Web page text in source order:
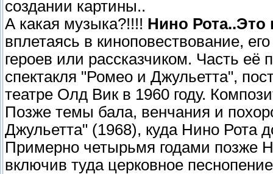
создании картины..
А какая музыка?!!!! Нино
вплетаясь в киноповествование,
героев или рассказчиком. Часть
спектакля "Ромео и Джульетта",
театре Олд Вик в 1960 году.
Позже темы бала, венчания и
Джульетта" (1968), куда Нино
Примерно четырьмя годами позже
включив туда церковное